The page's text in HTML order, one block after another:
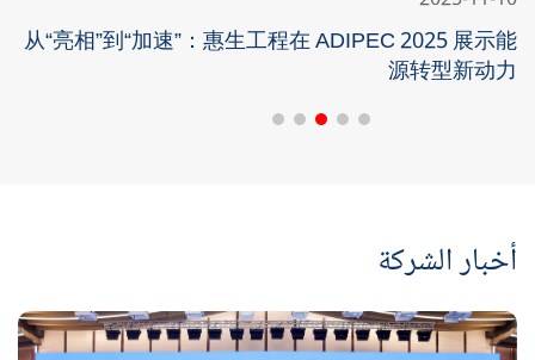
金融支持全球产供链稳定畅通——惠生工程与中国工
商银行上海分行签署“数智单证”合作协议
强强携手 共谱新章——惠生工程与霍尼韦尔签署合作
谅解备忘录
从“亮相”到“加速”：惠生工程在 ADIPEC 2025 展示能
源转型新动力
惠生工程亮相2025上海城博会
分享国际化实践成果与经验
挥洒热情 与惠生同行
惠生工程首届员工趣味运动会圆满举办
أخبار الشركة